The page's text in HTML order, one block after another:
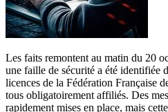
Les faits remontent au matin du 20
une faille de sécurité a été identifiée
licences de la Fédération Française
tous obligatoirement affiliés. Des
rapidement mises en place, mais